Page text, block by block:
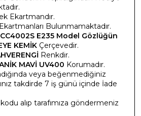
Ekartmandır.
Bulunmamaktadır.
CC4002S E235 Model Gözlüğün
KEMİK Çerçevedir.
Renkdir.
MAVİ UV400 Korumadır.
veya beğenmediğiniz
takdirde 7 iş günü içinde İade
alıp tarafımıza göndermeniz